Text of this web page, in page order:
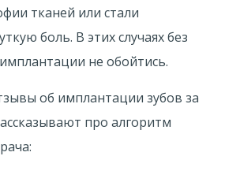
тканей или стали
боль. В этих случаях без
не обойтись.
об имплантации зубов за
про алгоритм